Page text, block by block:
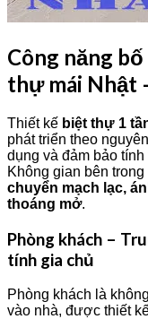
Công năng
thự mái Nhật
Thiết kế biệt thự 1
phát triển theo
dụng và đảm bảo tính
Không gian bên
chuyển mạch lạc,
thoáng mở.
Phòng khách –
tính gia chủ
Phòng khách là
vào nhà, được thiết